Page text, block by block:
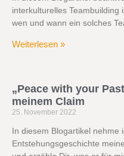
interkulturelles
wen und wann ein solches
Weiterlesen »
„Peace with your
meinem Claim
25. November 2022
In diesem Blogartikel nehme
Entstehungsgeschichte